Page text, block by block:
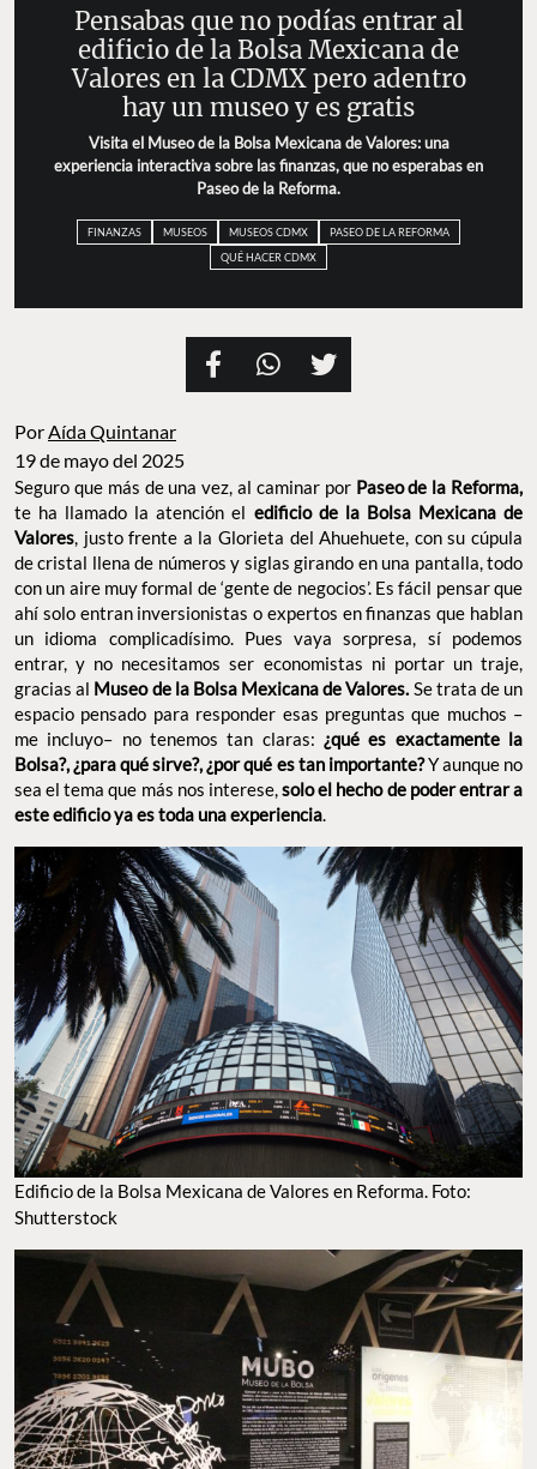
Pensabas que no podías entrar al
edificio de la Bolsa Mexicana de
Valores en la CDMX pero adentro
hay un museo y es gratis
Visita el Museo de la Bolsa Mexicana de Valores: una
experiencia interactiva sobre las finanzas, que no esperabas en
Paseo de la Reforma.
FINANZAS MUSEOS MUSEOS CDMX
PASEO DE LA REFORMA
QUÉ HACER CDMX
PorAída Quintanar
19 de mayo del 2025
Seguro que más de una vez, al caminar porPaseo de la Reforma,
te ha llamado la atención el edificio de la Bolsa Mexicana de
Valores, justo frente a la Glorieta del Ahuehuete, con su cúpula
de cristal llena de números y siglas girando en una pantalla, todo
con un aire muy formal de ‘gente de negocios’. Es fácil pensar que
ahí solo entran inversionistas o expertos en finanzas que hablan
un idioma complicadísimo. Pues vaya sorpresa, sí podemos
entrar, y no necesitamos ser economistas ni portar un traje,
gracias al Museo de la Bolsa Mexicana de Valores. Se trata de un
espacio pensado para responder esas preguntas que muchos –
me incluyo– no tenemos tan claras: ¿qué es exactamente la
Bolsa?, ¿para qué sirve?, ¿por qué es tan importante?Y aunque no
sea el tema que más nos interese,solo el hecho de poder entrar a
este edificio ya es toda una experiencia.
Edificio de la Bolsa Mexicana de Valores en Reforma. Foto:
Shutterstock